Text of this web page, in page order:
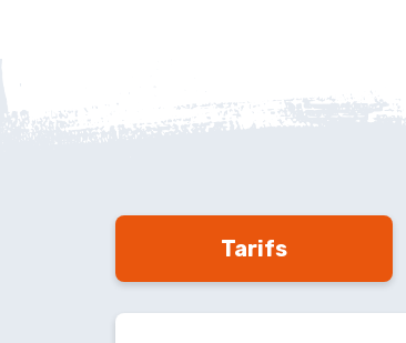
Tarifs